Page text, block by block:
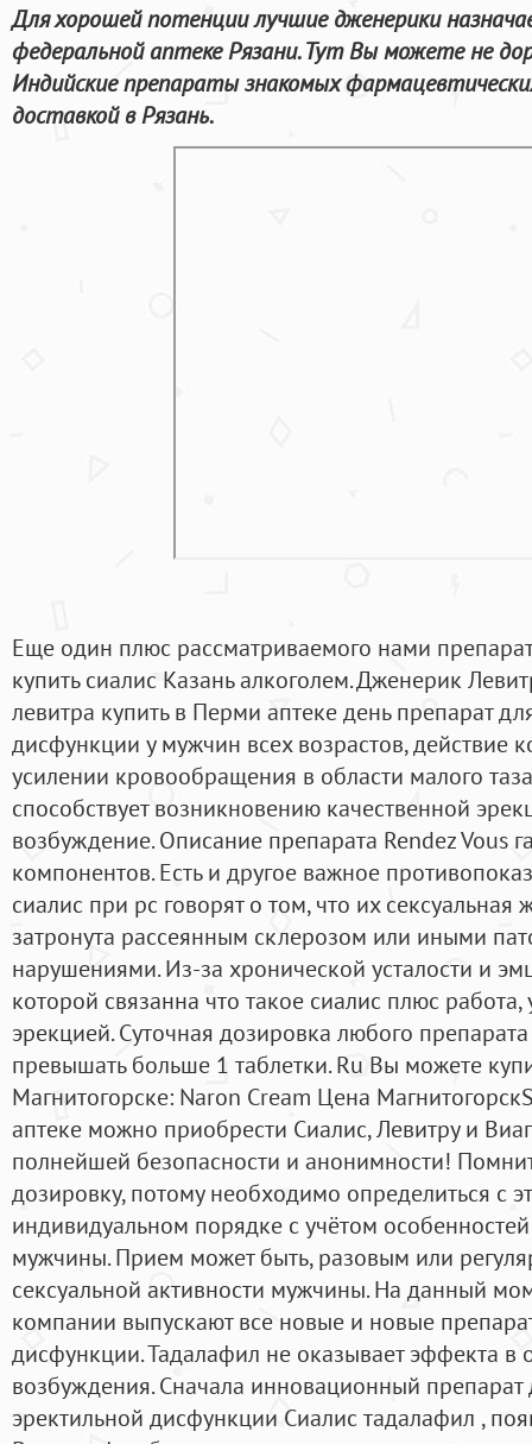
Для хорошей потенции лучшие дженерики
федеральной аптеке Рязани. Тут Вы можете не
Индийские препараты знакомых
доставкой в Рязань.
Еще один плюс рассматриваемого нами
купить сиалис Казань алкоголем. Дженерик
левитра купить в Перми аптеке день препарат
дисфункции у мужчин всех возрастов, действие
усилении кровообращения в области малого
способствует возникновению качественной
возбуждение. Описание препарата Rendez Vous
компонентов. Есть и другое важное
сиалис при рс говорят о том, что их
затронута рассеянным склерозом или иными
нарушениями. Из-за хронической усталости и
которой связанна что такое сиалис плюс
эрекцией. Суточная дозировка любого
превышать больше 1 таблетки. Ru Вы можете
Магнитогорске: Naron Cream Цена
аптеке можно приобрести Сиалис, Левитру и
полнейшей безопасности и анонимности!
дозировку, потому необходимо определиться с
индивидуальном порядке с учётом
мужчины. Прием может быть, разовым или
сексуальной активности мужчины. На данный
компании выпускают все новые и новые
дисфункции. Тадалафил не оказывает эффекта в
возбуждения. Сначала инновационный
эректильной дисфункции Сиалис тадалафил ,